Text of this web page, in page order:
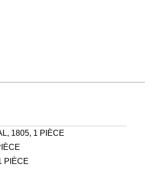
1805, 1 PIÈCE
PIÈCE